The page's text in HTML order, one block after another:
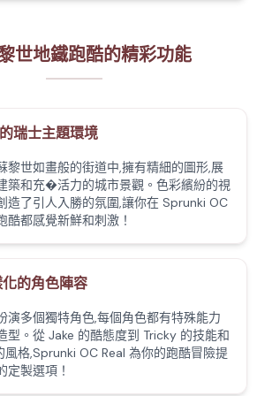
世地鐵跑酷的精彩功能
瑞士主題環境
黎世如畫般的街道中,擁有精細的圖形,展
築和充�活力的城市景觀。色彩繽紛的視
造了引人入勝的氛圍,讓你在 Sprunki OC
酷都感覺新鮮和刺激！
的角色陣容
演多個獨特角色,每個角色都有特殊能力
型。從 Jake 的酷態度到 Tricky 的技能和
風格,Sprunki OC Real 為你的跑酷冒險提
定製選項！